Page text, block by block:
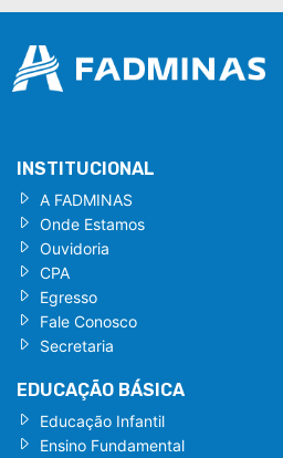
INSTITUCIONAL
A FADMINAS
Onde Estamos
Ouvidoria
CPA
Egresso
Fale Conosco
Secretaria
EDUCAÇÃO BÁSICA
Educação Infantil
Ensino Fundamental